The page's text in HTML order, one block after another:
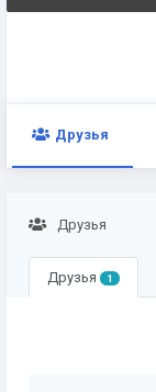
Друзья
Друзья
Друзья 1